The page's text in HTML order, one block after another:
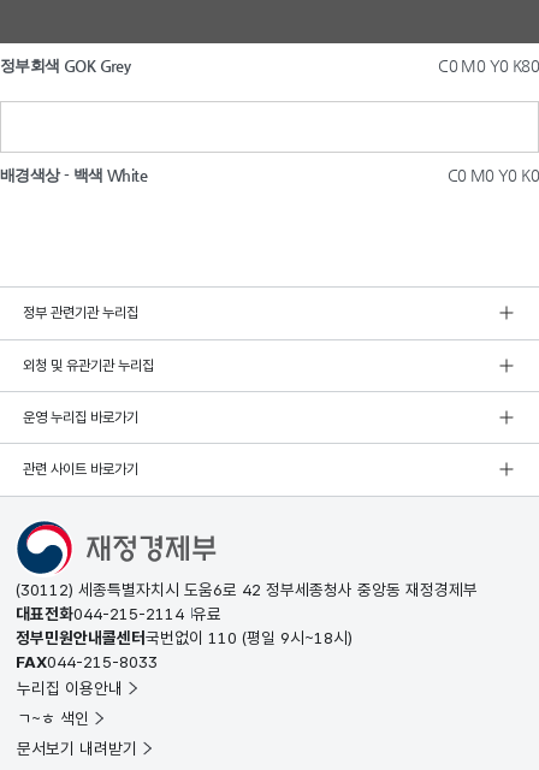
정부회색 GOK Grey C0 M0 Y0 K80
배경색상 - 백색 White C0 M0 Y0 K0
정부 관련기관 누리집
외청 및 유관기관 누리집
운영 누리집 바로가기
관련 사이트 바로가기
(30112) 세종특별자치시 도움6로 42 정부세종청사 중앙동 재정경제부
대표전화044-215-2114 유료
정부민원안내콜센터국번없이 110 (평일 9시~18시)
FAX044-215-8033
누리집 이용안내
ㄱ~ㅎ 색인
문서보기 내려받기